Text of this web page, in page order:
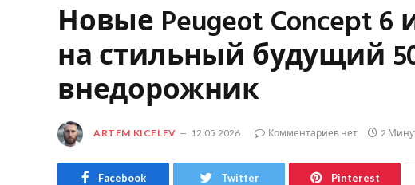
Новые Peugeot Concept
на стильный будущий
внедорожник
ARTEM KICELEV 12.05.2026 Комментариев нет 2
Facebook Twitter Pinterest